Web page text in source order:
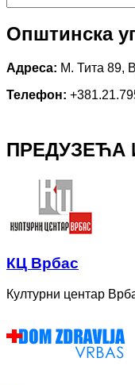
Општинска
Адреса: М. Тита 89,
Телефон:
ПРЕДУЗЕЋА
КЦ Врбас
Културни центар